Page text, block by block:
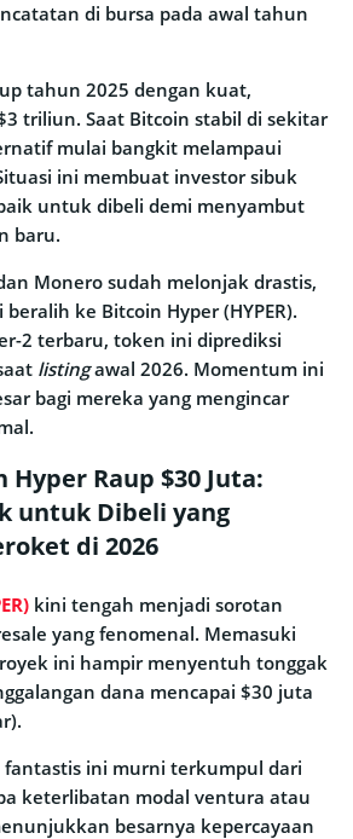
di bursa pada awal tahun
tahun 2025 dengan kuat,
triliun. Saat Bitcoin stabil di sekitar
mulai bangkit melampaui
ini membuat investor sibuk
untuk dibeli demi menyambut
baru.
Monero sudah melonjak drastis,
ke Bitcoin Hyper (HYPER).
2 terbaru, token ini diprediksi
listingawal 2026. Momentum ini
bagi mereka yang mengincar
Hyper Raup $30 Juta:
untuk Dibeli yang
di 2026
kini tengah menjadi sorotan
yang fenomenal. Memasuki
ini hampir menyentuh tonggak
dana mencapai $30 juta
fantastis ini murni terkumpul dari
keterlibatan modal ventura atau
besarnya kepercayaan